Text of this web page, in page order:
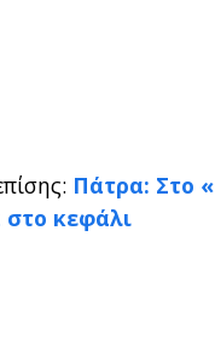
Πάτρα: Στο «
κεφάλι